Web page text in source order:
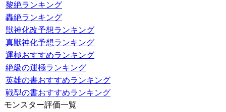
黎絶ランキング
轟絶ランキング
獣神化改予想ランキング
真獣神化予想ランキング
運極おすすめランキング
絶級の運極ランキング
英雄の書おすすめランキング
戦型の書おすすめランキング
モンスター評価一覧